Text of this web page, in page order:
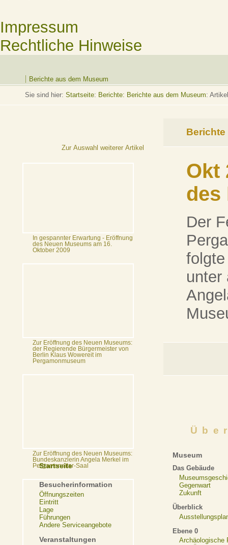
Impressum
Rechtliche Hinweise
Berichte aus dem Museum
Sie sind hier: Startseite: Berichte: Berichte aus dem Museum: Artikel
Zur Auswahl weiterer Artikel
In gespannter Erwartung - Eröffnung
des Neuen Museums am 16.
Oktober 2009
Zur Eröffnung des Neuen Museums:
der Regierende Bürgermeister von
Berlin Klaus Wowereit im
Pergamonmuseum
Zur Eröffnung des Neuen Museums:
Bundeskanzlerin Angela Merkel im
Pergamonaltar-Saal
Berichte
Okt
des
Der
unter
Startseite
Besucherinformation
Öffnungszeiten
Eintritt
Lage
Führungen
Andere Serviceangebote
Veranstaltungen
Museum
Das Gebäude
Gegenwart
Zukunft
Überblick
Ebene 0
Archäologische